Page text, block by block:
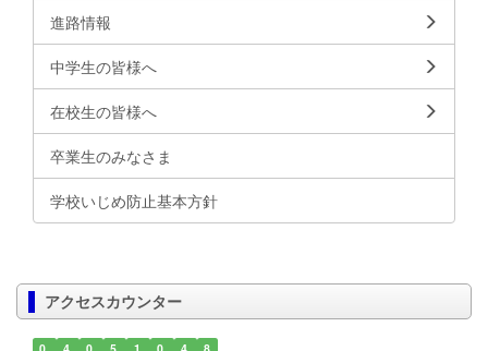
進路情報
中学生の皆様へ
在校生の皆様へ
卒業生のみなさま
学校いじめ防止基本方針
アクセスカウンター